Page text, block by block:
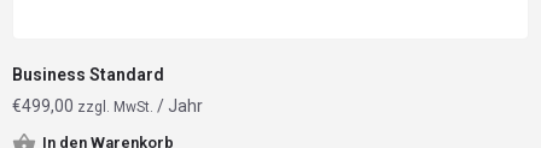
Business Standard
€499,00 zzgl. MwSt. / Jahr
In den Warenkorb